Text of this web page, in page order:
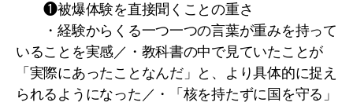
❶被爆体験を直接聞くことの重さ
・経験からくる一つ一つの言葉が重みを持って
いることを実感／・教科書の中で見ていたことが
「実際にあったことなんだ」と、より具体的に捉え
られるようになった／・「核を持たずに国を守る」